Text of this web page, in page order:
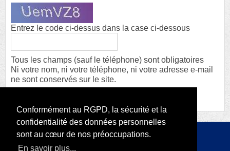
Conformément au RGPD, la sécurité et la
confidentialité des données personnelles
sont au cœur de nos préoccupations.
En savoir plus...
Entrez le code ci-dessus dans la case ci-dessous
Tous les champs (sauf le téléphone) sont obligatoires
Ni votre nom, ni votre téléphone, ni votre adresse e-mail
ne sont conservés sur le site.
Copyright 2026 par RODI Platform